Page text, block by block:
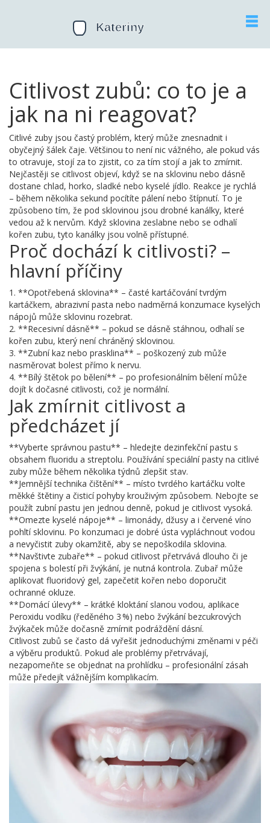
Citlivost zubů: co to je a
jak na ni reagovat?
Citlivé zuby jsou častý problém, který může znesnadnit i
obyčejný šálek čaje. Většinou to není nic vážného, ale pokud vás
to otravuje, stojí za to zjistit, co za tím stojí a jak to zmírnit.
Nejčastěji se citlivost objeví, když se na sklovinu nebo dásně
dostane chlad, horko, sladké nebo kyselé jídlo. Reakce je rychlá
– během několika sekund pocítíte pálení nebo štípnutí. To je
způsobeno tím, že pod sklovinou jsou drobné kanálky, které
vedou až k nervům. Když sklovina zeslabne nebo se odhalí
kořen zubu, tyto kanálky jsou volně přístupné.
Proč dochází k citlivosti? –
hlavní příčiny
1. **Opotřebená sklovina** – časté kartáčování tvrdým
kartáčkem, abrazivní pasta nebo nadměrná konzumace kyselých
nápojů může sklovinu rozebrat.
2. **Recesivní dásně** – pokud se dásně stáhnou, odhalí se
kořen zubu, který není chráněný sklovinou.
3. **Zubní kaz nebo prasklina** – poškozený zub může
nasměrovat bolest přímo k nervu.
4. **Bílý štětok po bělení** – po profesionálním bělení může
dojít k dočasné citlivosti, což je normální.
Jak zmírnit citlivost a
předcházet jí
**Vyberte správnou pastu** – hledejte dezinfekční pastu s
obsahem fluoridu a streptolu. Používání speciální pasty na citlivé
zuby může během několika týdnů zlepšit stav.
**Jemnější technika čištění** – místo tvrdého kartáčku volte
měkké štětiny a čisticí pohyby krouživým způsobem. Nebojte se
použít zubní pastu jen jednou denně, pokud je citlivost vysoká.
**Omezte kyselé nápoje** – limonády, džusy a i červené víno
pohltí sklovinu. Po konzumaci je dobré ústa vypláchnout vodou
a nevyčistit zuby okamžitě, aby se nepoškodila sklovina.
**Navštivte zubaře** – pokud citlivost přetrvává dlouho či je
spojena s bolestí při žvýkání, je nutná kontrola. Zubař může
aplikovat fluoridový gel, zapečetit kořen nebo doporučit
ochranné okluze.
**Domácí úlevy** – krátké kloktání slanou vodou, aplikace
Peroxidu vodíku (ředěného 3 %) nebo žvýkání bezcukrových
žvýkaček může dočasně zmírnit podráždění dásní.
Citlivost zubů se často dá vyřešit jednoduchými změnami v péči
a výběru produktů. Pokud ale problémy přetrvávají,
nezapomeňte se objednat na prohlídku – profesionální zásah
může předejít vážnějším komplikacím.